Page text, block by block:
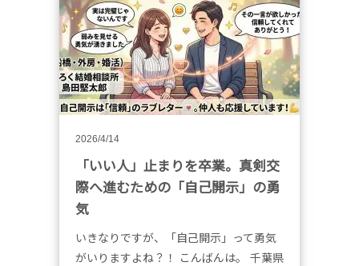
2026/4/14
「いい人」止まりを卒業。真剣交
際へ進むための「自己開示」の勇
気
いきなりですが、「自己開示」って勇気
がいりますよね？！ こんばんは。 千葉県